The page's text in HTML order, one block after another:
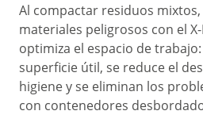
Al compactar residuos
materiales peligrosos con el X-
optimiza el espacio de
superficie útil, se reduce el
higiene y se eliminan los
con contenedores